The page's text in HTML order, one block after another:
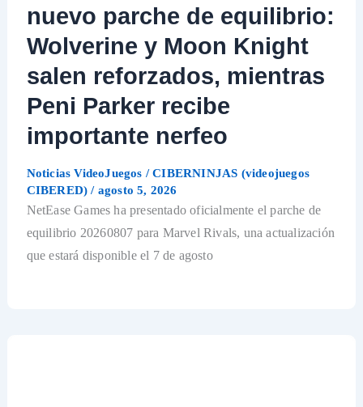
nuevo parche de equilibrio:
Wolverine y Moon Knight
salen reforzados, mientras
Peni Parker recibe
importante nerfeo
Noticias VideoJuegos /CIBERNINJAS (videojuegos
CIBERED)/ agosto 5, 2026
NetEase Games ha presentado oficialmente el parche de
equilibrio 20260807 para Marvel Rivals, una actualización
que estará disponible el 7 de agosto